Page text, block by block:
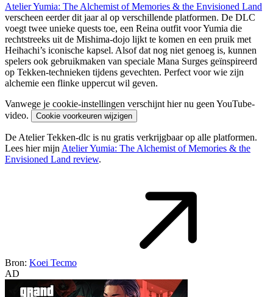
Atelier Yumia: The Alchemist of Memories & the Envisioned Land
verscheen eerder dit jaar al op verschillende platformen. De DLC
voegt twee unieke quests toe, een Reina outfit voor Yumia die
rechtstreeks uit de Mishima-dojo lijkt te komen en een pruik met
Heihachi’s iconische kapsel. Alsof dat nog niet genoeg is, kunnen
spelers ook gebruikmaken van speciale Mana Surges geïnspireerd
op Tekken-technieken tijdens gevechten. Perfect voor wie zijn
alchemie een flinke uppercut wil geven.
Vanwege je cookie-instellingen verschijnt hier nu geen YouTube-
video.
Cookie voorkeuren wijzigen
De Atelier Tekken-dlc is nu gratis verkrijgbaar op alle platformen.
Lees hier mijn Atelier Yumia: The Alchemist of Memories & the
Envisioned Land review.
Bron: Koei Tecmo
AD